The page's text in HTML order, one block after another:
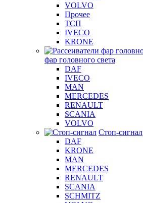
VOLVO
Прочее
ТСП
IVECO
KRONE
фар головного света
DAF
IVECO
MAN
MERCEDES
RENAULT
SCANIA
VOLVO
Стоп-сигнал
DAF
KRONE
MAN
MERCEDES
RENAULT
SCANIA
SCHMITZ